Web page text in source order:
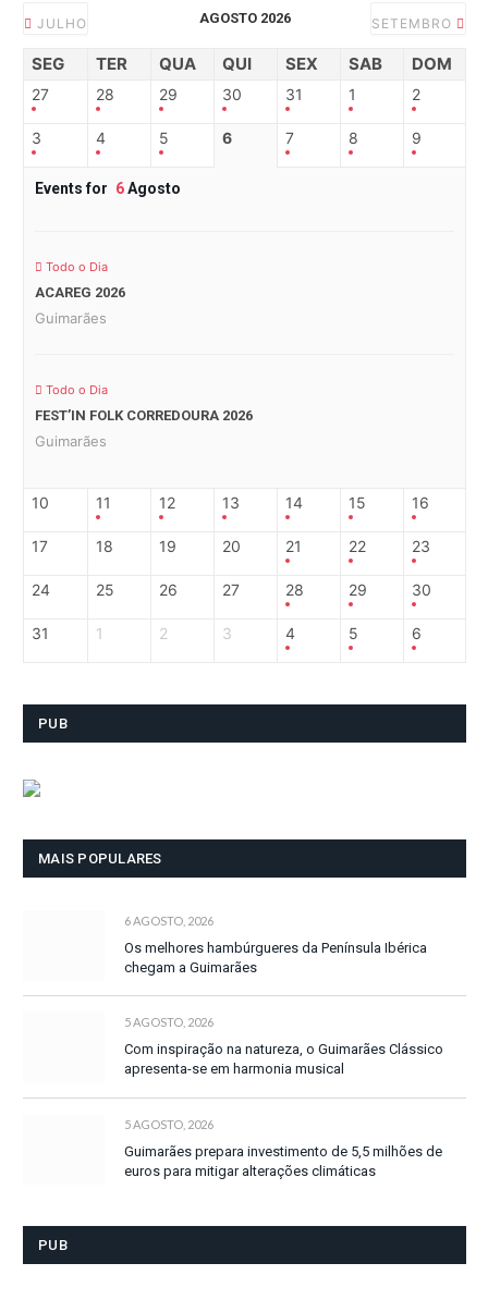
JULHO AGOSTO 2026 SETEMBRO
SEG TER QUA QUI SEX SAB DOM
27 28 29 30 31 1 2
3 4 5 6 7 8 9
Events for 6Agosto
Todo o Dia
ACAREG 2026
Guimarães
Todo o Dia
FEST’IN FOLK CORREDOURA 2026
Guimarães
10 11 12 13 14 15 16
17 18 19 20 21 22 23
24 25 26 27 28 29 30
31 1 2 3 4 5 6
PUB
MAIS POPULARES
6 AGOSTO, 2026
Os melhores hambúrgueres da Península Ibérica
chegam a Guimarães
5 AGOSTO, 2026
Com inspiração na natureza, o Guimarães Clássico
apresenta-se em harmonia musical
5 AGOSTO, 2026
Guimarães prepara investimento de 5,5 milhões de
euros para mitigar alterações climáticas
PUB